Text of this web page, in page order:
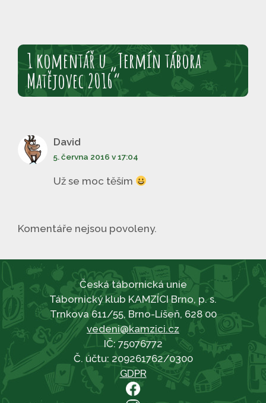
1 komentář u „Termín tábora
Matějovec 2016“
David
5. června 2016 v 17:04
Už se moc těším
Komentáře nejsou povoleny.
Česká tábornická unie
Tábornický klub KAMZÍCI Brno, p. s.
Trnkova 611/55, Brno-Líšeň, 628 00
vedeni@kamzici.cz
IČ: 75076772
Č. účtu: 209261762/0300
GDPR